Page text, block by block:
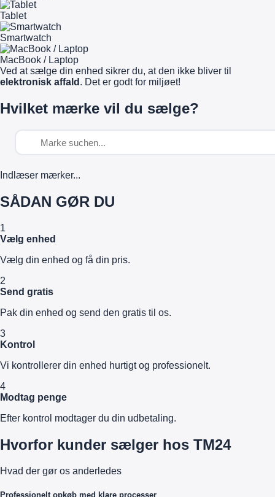
Tablet
Smartwatch
MacBook / Laptop
Ved at sælge din enhed sikrer du, at den ikke bliver til
elektronisk affald . Det er godt for miljøet!
Hvilket mærke vil du sælge?
Indlæser mærker...
SÅDAN GØR DU
1
Vælg enhed
Vælg din enhed og få din pris.
2
Send gratis
Pak din enhed og send den gratis til os.
3
Kontrol
Vi kontrollerer din enhed hurtigt og professionelt.
4
Modtag penge
Efter kontrol modtager du din udbetaling.
Hvorfor kunder sælger hos TM24
Hvad der gør os anderledes
Professionelt opkøb med klare processer